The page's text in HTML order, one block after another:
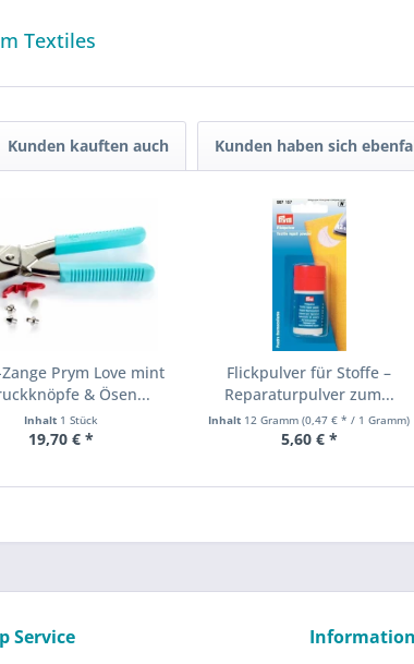
Textiles
Kunden kauften auch Kunden haben sich
Prym Love mint
& Ösen...
Inhalt 1 Stück
19,70 € *
Flickpulver für Stoffe –
Reparaturpulver zum...
Inhalt 12 Gramm(0,47 € * / 1 Gramm)
5,60 € *
Service